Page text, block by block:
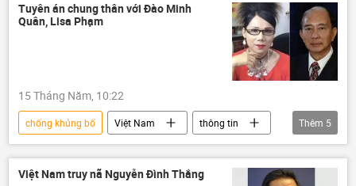
Tuyên án chung thân với Đào Minh
Quân, Lisa Phạm
15 Tháng Năm, 10:22
chống khủng bố Việt Nam
thông tin
khủng bố
vụ khủng bố
bọn khủng bố
phản động
Thêm 5
Việt Nam truy nã Nguyễn Đình Thắng